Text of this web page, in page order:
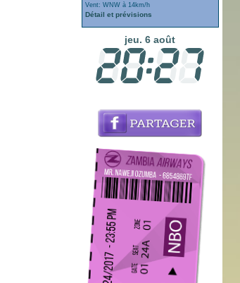
Vent: WNW à 14km/h
Détail et prévisions
jeu. 6 août